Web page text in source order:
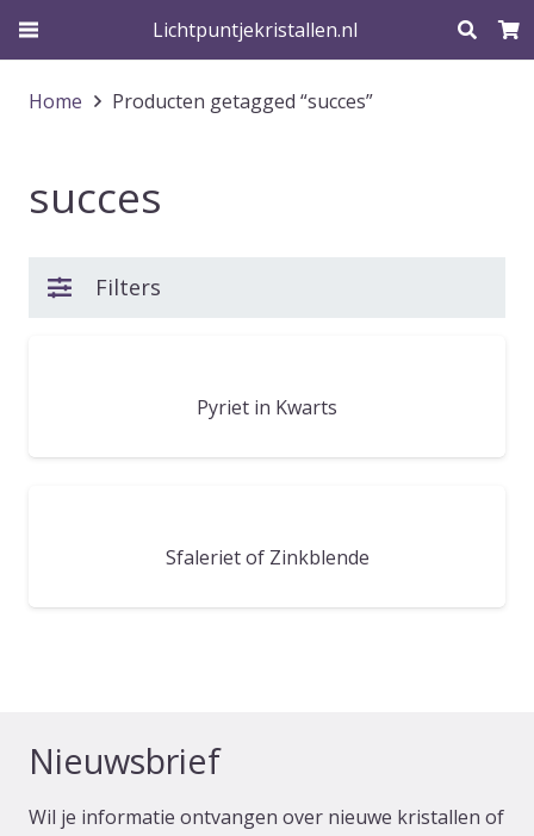
Lichtpuntjekristallen.nl
Home Producten getagged “succes”
succes
Filters
Pyriet in Kwarts
Sfaleriet of Zinkblende
Nieuwsbrief
Wil je informatie ontvangen over nieuwe kristallen of